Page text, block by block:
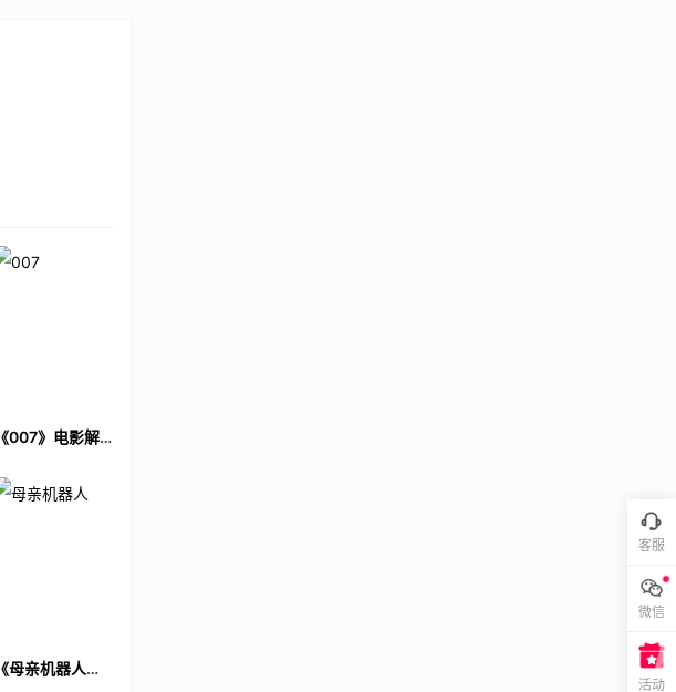
《007》电影解
《母亲机器人》
客服
微信
活动